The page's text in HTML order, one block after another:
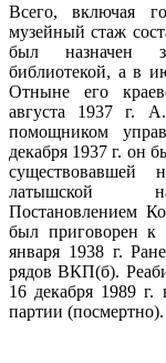
Всего, включая
музейный стаж
был назначен
библиотекой, а в
Отныне его
августа 1937 г.
помощником
декабря 1937 г. он
существовавшей
латышской
Постановлением
был приговорен к
января 1938 г.
рядов ВКП(б).
16 декабря 1989 г.
партии (посмертно).